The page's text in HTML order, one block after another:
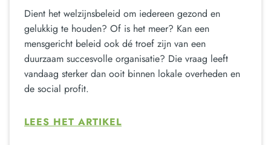
Dient het welzijnsbeleid om iedereen gezond en
gelukkig te houden? Of is het meer? Kan een
mensgericht beleid ook dé troef zijn van een
duurzaam succesvolle organisatie? Die vraag leeft
vandaag sterker dan ooit binnen lokale overheden en
de social profit.
LEES HET ARTIKEL